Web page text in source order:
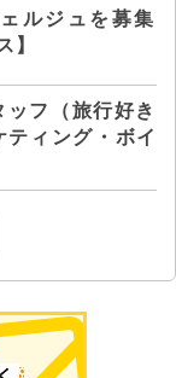
ルジュを募集
】
フ（旅行好き
ィング・ボイ